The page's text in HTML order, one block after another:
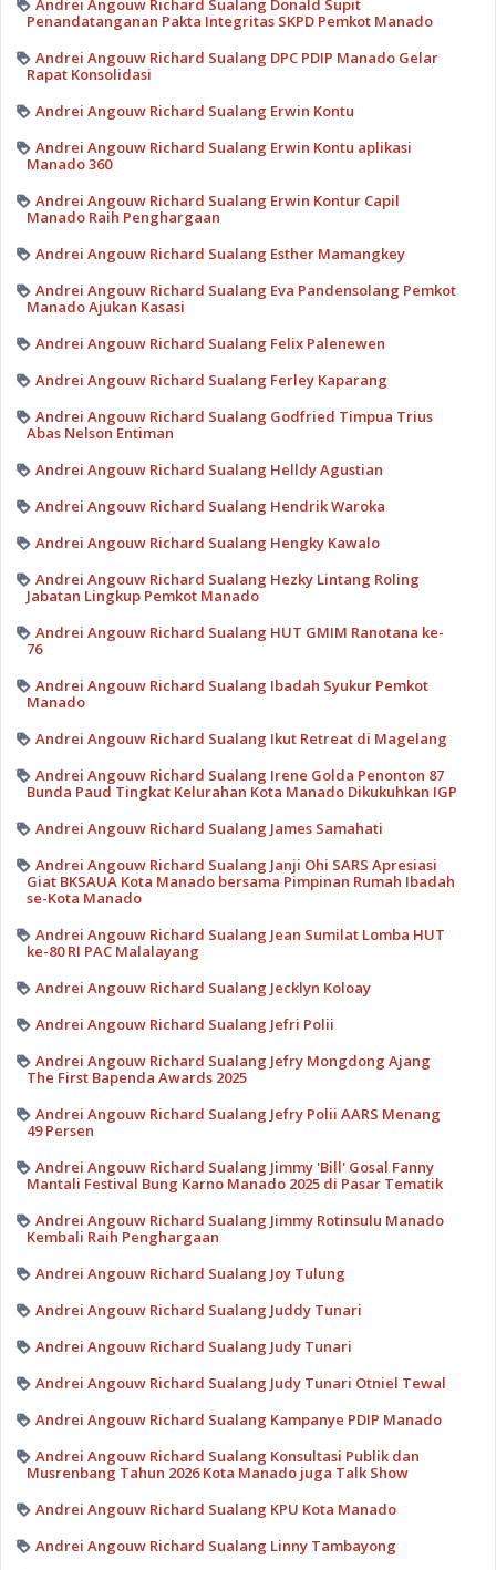
Andrei Angouw Richard Sualang Donald Supit
Penandatanganan Pakta Integritas SKPD Pemkot Manado
Andrei Angouw Richard Sualang DPC PDIP Manado Gelar
Rapat Konsolidasi
Andrei Angouw Richard Sualang Erwin Kontu
Andrei Angouw Richard Sualang Erwin Kontu aplikasi
Manado 360
Andrei Angouw Richard Sualang Erwin Kontur Capil
Manado Raih Penghargaan
Andrei Angouw Richard Sualang Esther Mamangkey
Andrei Angouw Richard Sualang Eva Pandensolang Pemkot
Manado Ajukan Kasasi
Andrei Angouw Richard Sualang Felix Palenewen
Andrei Angouw Richard Sualang Ferley Kaparang
Andrei Angouw Richard Sualang Godfried Timpua Trius
Abas Nelson Entiman
Andrei Angouw Richard Sualang Helldy Agustian
Andrei Angouw Richard Sualang Hendrik Waroka
Andrei Angouw Richard Sualang Hengky Kawalo
Andrei Angouw Richard Sualang Hezky Lintang Roling
Jabatan Lingkup Pemkot Manado
Andrei Angouw Richard Sualang HUT GMIM Ranotana ke-
76
Andrei Angouw Richard Sualang Ibadah Syukur Pemkot
Manado
Andrei Angouw Richard Sualang Ikut Retreat di Magelang
Andrei Angouw Richard Sualang Irene Golda Penonton 87
Bunda Paud Tingkat Kelurahan Kota Manado Dikukuhkan IGP
Andrei Angouw Richard Sualang James Samahati
Andrei Angouw Richard Sualang Janji Ohi SARS Apresiasi
Giat BKSAUA Kota Manado bersama Pimpinan Rumah Ibadah
se-Kota Manado
Andrei Angouw Richard Sualang Jean Sumilat Lomba HUT
ke-80 RI PAC Malalayang
Andrei Angouw Richard Sualang Jecklyn Koloay
Andrei Angouw Richard Sualang Jefri Polii
Andrei Angouw Richard Sualang Jefry Mongdong Ajang
The First Bapenda Awards 2025
Andrei Angouw Richard Sualang Jefry Polii AARS Menang
49 Persen
Andrei Angouw Richard Sualang Jimmy 'Bill' Gosal Fanny
Mantali Festival Bung Karno Manado 2025 di Pasar Tematik
Andrei Angouw Richard Sualang Jimmy Rotinsulu Manado
Kembali Raih Penghargaan
Andrei Angouw Richard Sualang Joy Tulung
Andrei Angouw Richard Sualang Juddy Tunari
Andrei Angouw Richard Sualang Judy Tunari
Andrei Angouw Richard Sualang Judy Tunari Otniel Tewal
Andrei Angouw Richard Sualang Kampanye PDIP Manado
Andrei Angouw Richard Sualang Konsultasi Publik dan
Musrenbang Tahun 2026 Kota Manado juga Talk Show
Andrei Angouw Richard Sualang KPU Kota Manado
Andrei Angouw Richard Sualang Linny Tambayong